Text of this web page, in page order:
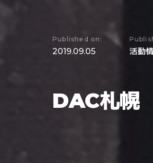
Published on:
2019.09.05 活動
DAC札幌